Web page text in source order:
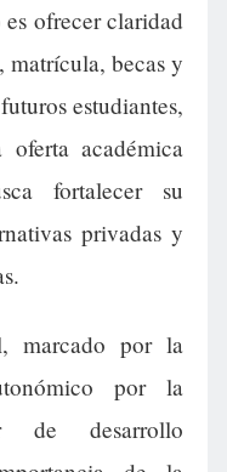
ofrecer claridad
matrícula, becas y
estudiantes,
académica
fortalecer su
privadas y
marcado por la
por la
de desarrollo